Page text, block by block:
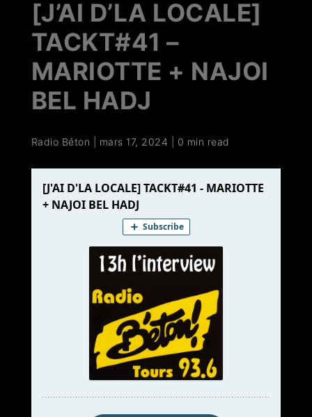
[J’AI D’LA LOCALE]
TACKT#41 –
MARIOTTE + NAJOI
BEL HADJ
Radio Béton mars 17, 2024 0 min read